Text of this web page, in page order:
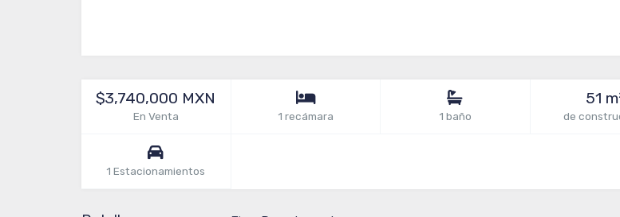
$3,740,000 MXN
En Venta 1 recámara 1 baño
51
de
1 Estacionamientos